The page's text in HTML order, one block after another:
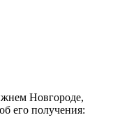
Новгороде,
его получения: